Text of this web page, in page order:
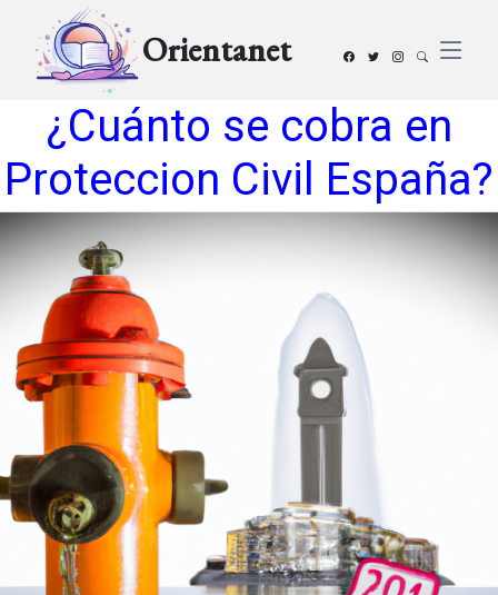
Orientanet
¿Cuánto se cobra en
Proteccion Civil España?